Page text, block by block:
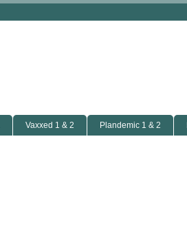
Vaxxed 1 & 2 Plandemic 1 & 2